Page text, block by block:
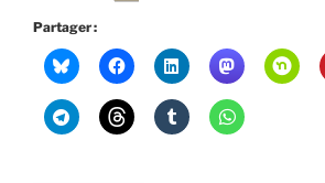
Partager :